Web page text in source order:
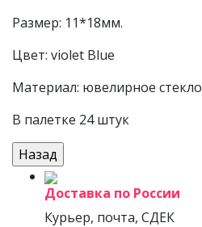
Размер: 11*18мм.
Цвет: violet Blue
Материал: ювелирное стекло
В палетке 24 штук
Доставка по России
Курьер, почта, СДЕК